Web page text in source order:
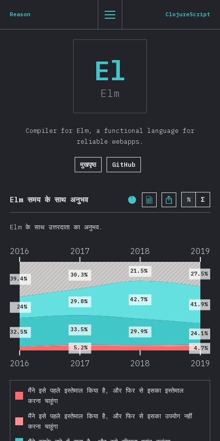
of JavaScript 2019
19
परिचय
टीशर्ट
जनसांख्यिकी
अवलोकन
वाक्य
Data Structures
ब्राउज़र एपीआई (Browser APIs)
अन्य विशेषताएं
Elm
ClojureScript
PureScript
फ़्रंट एंड फ़्रेमवर्क
Vue.js
Angular
Reason ClojureScript
El
Elm
Compiler for Elm, a functional language for
reliable webapps.
मुखपृष्ठ GitHub
Elm समय के साथ अनुभव पूर्णता का प्रतिशत: 92.7 (
% Σ
Elm के साथ उत्तरदाता का अनुभव.
2016 2017 2018 2019
2016 2017 2018 2019
5.2% 4.7%
32.5% 33.5% 29.9% 24.1%
24%
29.8% 42.7%
41.9%
39.4%
30.3%
21.5% 27.5%
मैंने इसे पहले इस्तेमाल किया है, और फिर से इसका इस्तेमाल
करना चाहूंगा
मैंने इसे पहले इस्तेमाल किया है, और फिर से इसका उपयोग नहीं
करना चाहूंगा